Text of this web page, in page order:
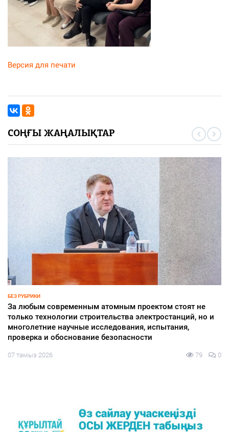
Версия для печати
СОҢҒЫ ЖАҢАЛЫҚТАР
ҚҰРЫЛТАЙ-2026
Құрылтай сайлауы: өңірлерде саяси күнтәртібі қалай
түзіледі?
07 тамыз 2026